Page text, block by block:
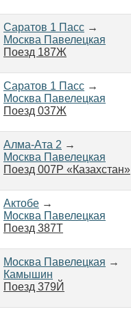
Саратов 1 Пасс →
Москва Павелецкая
Поезд 187Ж
Саратов 1 Пасс →
Москва Павелецкая
Поезд 037Ж
Алма-Ата 2 →
Москва Павелецкая
Поезд 007Р «Казахстан»
Актобе →
Москва Павелецкая
Поезд 387Т
Москва Павелецкая →
Камышин
Поезд 379Й